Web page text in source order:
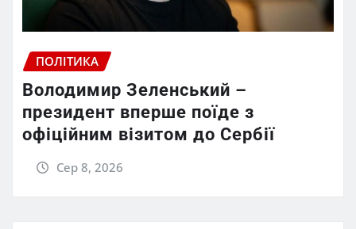
ПОЛІТИКА
Володимир Зеленський –
президент вперше поїде з
офіційним візитом до Сербії
Сер 8, 2026